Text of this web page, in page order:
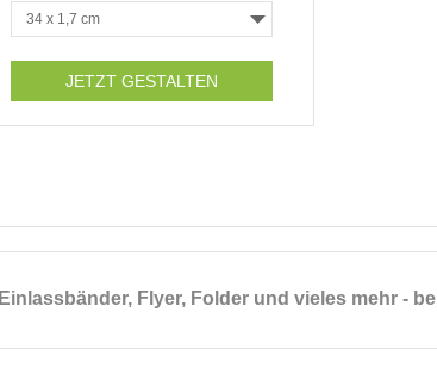
JETZT GESTALTEN
Einlassbänder, Flyer, Folder und vieles mehr -